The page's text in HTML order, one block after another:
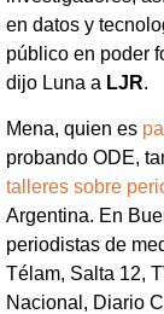
en datos y
público en poder
dijo Luna a LJR.
Mena, quien es
probando ODE,
talleres sobre
Argentina. En
periodistas de
Télam, Salta 12,
Nacional, Diario